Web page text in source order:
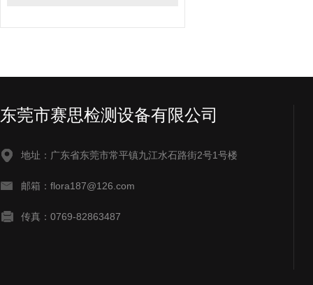
东莞市赛思检测设备有限公司
地址：广东省东莞市常平镇九江水石路街2号1号楼
邮箱：flora187@126.com
传真：0769-82863487